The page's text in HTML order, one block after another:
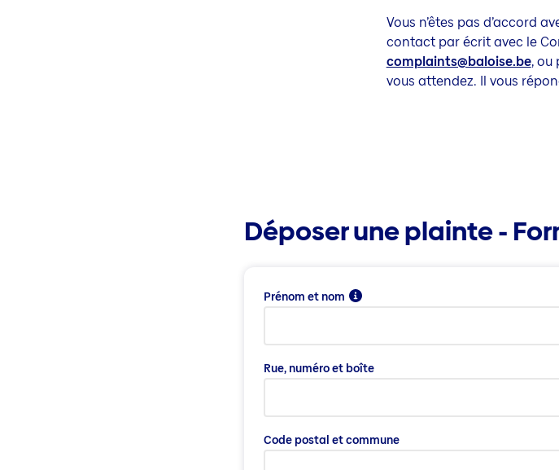
Vous n’êtes pas d’accord
contact par écrit avec le
complaints@baloise.be, ou
vous attendez. Il vous
Déposer une plainte -
Prénom et nom
Rue, numéro et boîte
Code postal et commune